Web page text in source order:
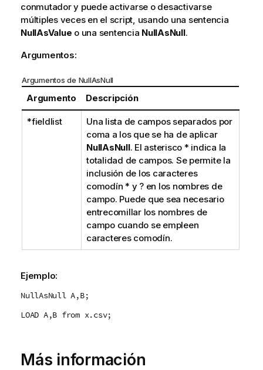
conmutador y puede activarse o desactivarse
múltiples veces en el script, usando una sentencia
NullAsValue o una sentencia NullAsNull.
Argumentos:
Argumentos de NullAsNull
Argumento Descripción
*fieldlist
Una lista de campos separados por
coma a los que se ha de aplicar
NullAsNull. El asterisco * indica la
totalidad de campos. Se permite la
inclusión de los caracteres
comodín * y ?en los nombres de
campo. Puede que sea necesario
entrecomillar los nombres de
campo cuando se empleen
caracteres comodín.
Ejemplo:
NullAsNull A,B;
LOAD A,B from x.csv;
Más información